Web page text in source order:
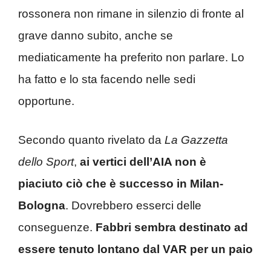
rossonera non rimane in silenzio di fronte al
grave danno subito, anche se
mediaticamente ha preferito non parlare. Lo
ha fatto e lo sta facendo nelle sedi
opportune.
Secondo quanto rivelato da La Gazzetta
dello Sport, ai vertici dell’AIA non è
piaciuto ciò che è successo in Milan-
Bologna. Dovrebbero esserci delle
conseguenze. Fabbri sembra destinato ad
essere tenuto lontano dal VAR per un paio